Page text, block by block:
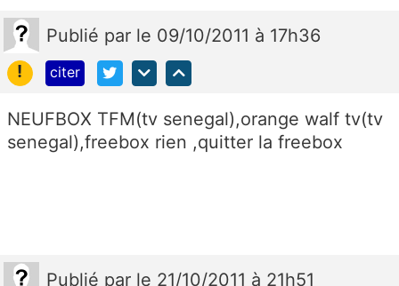
Publié par le 09/10/2011 à 17h36
!
citer
NEUFBOX TFM(tv senegal),orange walf tv(tv
senegal),freebox rien ,quitter la freebox
Publié par le 21/10/2011 à 21h51